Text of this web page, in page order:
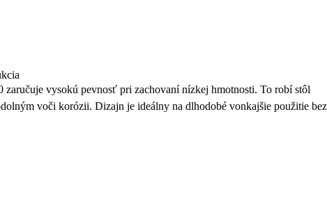
vysokú pevnosť pri zachovaní nízkej hmotnosti. To robí stôl
voči korózii. Dizajn je ideálny na dlhodobé vonkajšie použitie bez